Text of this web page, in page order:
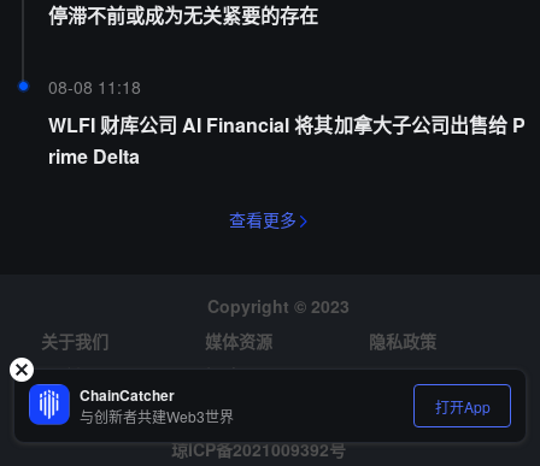
停滞不前或成为无关紧要的存在
08-08 11:18
WLFI 财库公司 AI Financial 将其加拿大子公司出售给 P
rime Delta
查看更多
Copyright © 2023
关于我们
媒体资源
隐私政策
风险提示
招聘
琼ICP备2021009392号
ChainCatcher
与创新者共建Web3世界 打开App